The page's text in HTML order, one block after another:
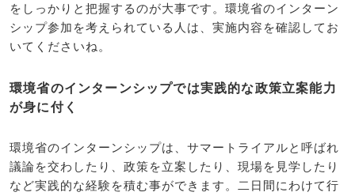
をしっかりと把握するのが大事です。環境省のインターン
シップ参加を考えられている人は、実施内容を確認してお
いてくださいね。
環境省のインターンシップでは実践的な政策立案能力
が身に付く
環境省のインターンシップは、サマートライアルと呼ばれ
議論を交わしたり、政策を立案したり、現場を見学したり
など実践的な経験を積む事ができます。二日間にわけて行